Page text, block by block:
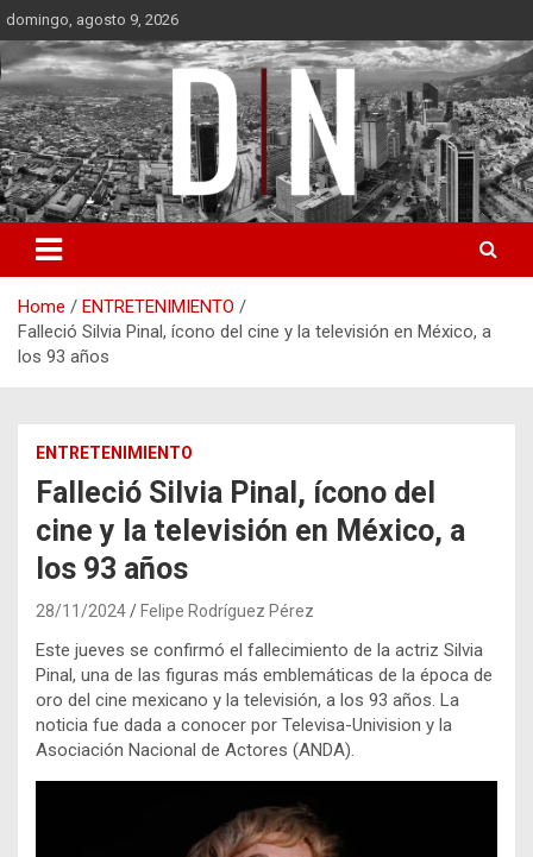
Skip
to
content
domingo, agosto 9, 2026
Diámetro Noticias
Home
ENTRETENIMIENTO
Falleció Silvia Pinal, ícono del cine y la televisión en México, a
los 93 años
ENTRETENIMIENTO
Falleció Silvia Pinal, ícono del
cine y la televisión en México, a
los 93 años
28/11/2024 Felipe Rodríguez Pérez
Este jueves se confirmó el fallecimiento de la actriz Silvia
Pinal, una de las figuras más emblemáticas de la época de
oro del cine mexicano y la televisión, a los 93 años. La
noticia fue dada a conocer por Televisa-Univision y la
Asociación Nacional de Actores (ANDA).